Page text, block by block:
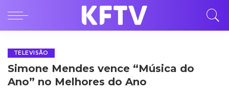
TELEVISÃO
Simone Mendes vence “Música do
Ano” no Melhores do Ano